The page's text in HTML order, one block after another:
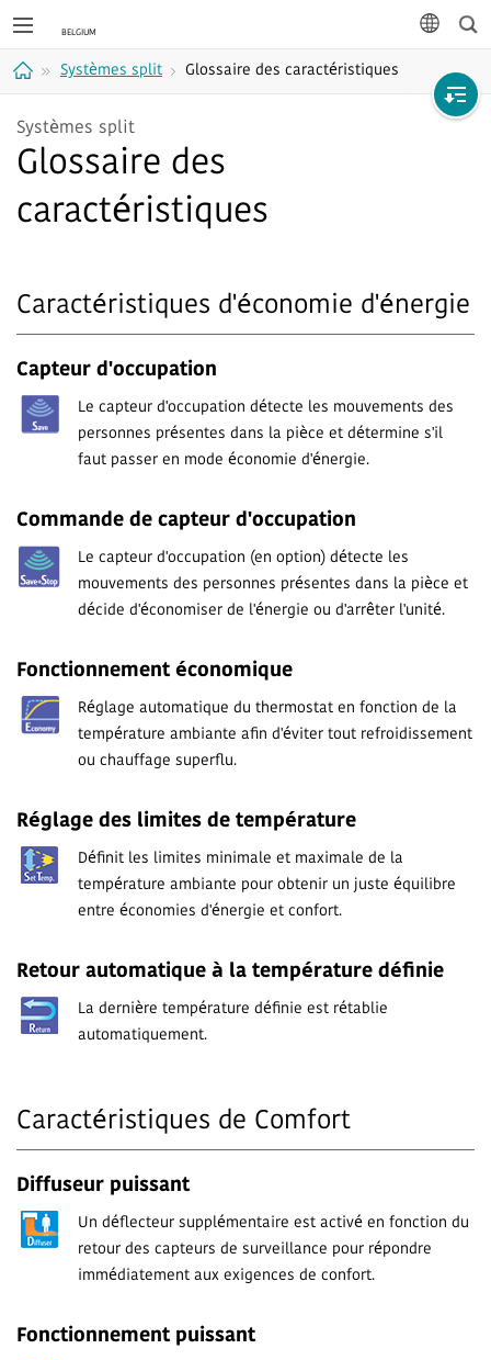
Systèmes split Glossaire des caractéristiques
Systèmes split
Glossaire des
caractéristiques
Caractéristiques d'économie d'énergie
Capteur d'occupation
Le capteur d'occupation détecte les mouvements des
personnes présentes dans la pièce et détermine s'il
faut passer en mode économie d'énergie.
Commande de capteur d'occupation
Le capteur d'occupation (en option) détecte les
mouvements des personnes présentes dans la pièce et
décide d'économiser de l'énergie ou d'arrêter l'unité.
Fonctionnement économique
Réglage automatique du thermostat en fonction de la
température ambiante afin d'éviter tout refroidissement
ou chauffage superflu.
Réglage des limites de température
Définit les limites minimale et maximale de la
température ambiante pour obtenir un juste équilibre
entre économies d'énergie et confort.
Retour automatique à la température définie
La dernière température définie est rétablie
automatiquement.
Caractéristiques de Comfort
Diffuseur puissant
Un déflecteur supplémentaire est activé en fonction du
retour des capteurs de surveillance pour répondre
immédiatement aux exigences de confort.
Fonctionnement puissant